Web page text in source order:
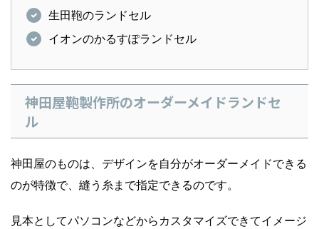
生田鞄のランドセル
イオンのかるすぽランドセル
神田屋鞄製作所のオーダーメイドランドセ
ル
神田屋のものは、デザインを自分がオーダーメイドできる
のが特徴で、縫う糸まで指定できるのです。
見本としてパソコンなどからカスタマイズできてイメージ